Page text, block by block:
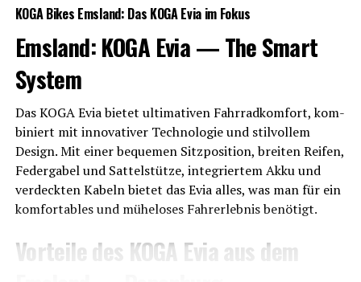
KOGA Bikes Ems­land: Das KOGA Evia im Fokus
Ems­land: KOGA Evia — The Smart
System
Das KOGA Evia bie­tet ulti­ma­ti­ven Fahr­rad­kom­fort, kom­
bi­niert mit inno­va­ti­ver Tech­no­lo­gie und stil­vol­lem
Design. Mit einer beque­men Sitz­po­si­ti­on, brei­ten Rei­fen,
Feder­ga­bel und Sat­tel­stüt­ze, inte­grier­tem Akku und
ver­deck­ten Kabeln bie­tet das Evia alles, was man für ein
kom­for­ta­bles und mühe­lo­ses Fahr­erleb­nis benötigt.
Vor­tei­le des KOGA Evia aus dem